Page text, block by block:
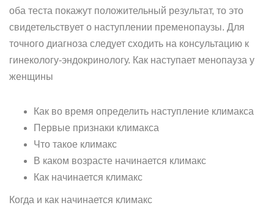
оба теста покажут положительный результат, то это
свидетельствует о наступлении пременопаузы. Для
точного диагноза следует сходить на консультацию к
гинекологу-эндокринологу. Как наступает менопауза у
женщины
Как во время определить наступление климакса
Первые признаки климакса
Что такое климакс
В каком возрасте начинается климакс
Как начинается климакс
Когда и как начинается климакс